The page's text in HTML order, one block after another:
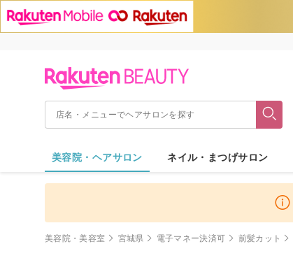
美容院・ヘアサロン ネイル・まつげサロン
美容院・美容室 宮城県 電子マネー決済可 前髪カット